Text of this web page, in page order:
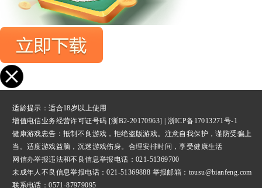
适龄提示：适合18岁以上使用
增值电信业务经营许可证号码 [浙B2-20170963] | 浙ICP备17013271号-1
健康游戏忠告：抵制不良游戏，拒绝盗版游戏。注意自我保护，谨防受骗上
当。适度游戏益脑，沉迷游戏伤身。合理安排时间，享受健康生活
网信办举报违法和不良信息举报 电话：021-51369700
未成年人不良信息举报电话：021-51369888 举报邮箱：tousu@bianfeng.com
联系电话：0571-87979095